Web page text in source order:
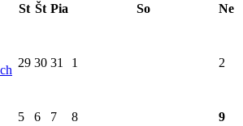
St Št Pia So Ne
29 30 31 1 2
5 6 7 8
9